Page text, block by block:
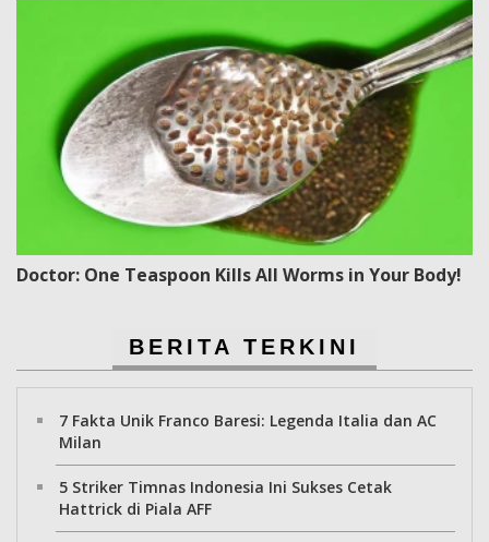
Doctor: One Teaspoon Kills All Worms in Your Body!
BERITA TERKINI
7 Fakta Unik Franco Baresi: Legenda Italia dan AC
Milan
5 Striker Timnas Indonesia Ini Sukses Cetak
Hattrick di Piala AFF